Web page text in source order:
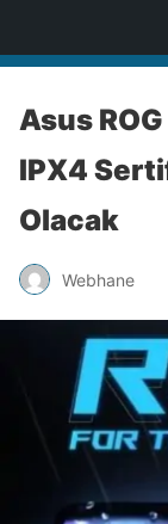
Asus
IPX4
Olacak
Webhane